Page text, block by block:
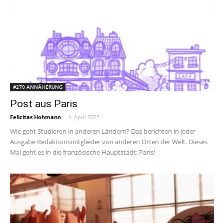
#270 ANNÄHERUNG
Post aus Paris
Felicitas Hohmann - 4. April 2025
Wie geht Studieren in anderen Ländern? Das berichten in jeder
Ausgabe Redaktionsmitglieder von anderen Orten der Welt. Dieses
Mal geht es in die französische Hauptstadt: Paris!